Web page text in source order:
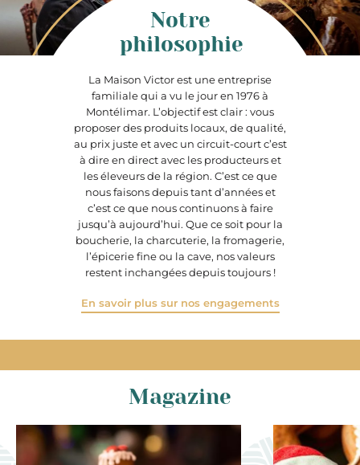
La Maison Victor est une entreprise
familiale qui a vu le jour en 1976 à
Montélimar. L’objectif est clair : vous
proposer des produits locaux, de qualité,
au prix juste et avec un circuit-court c’est
à dire en direct avec les producteurs et
les éleveurs de la région. C’est ce que
nous faisons depuis tant d’années et
c’est ce que nous continuons à faire
jusqu’à aujourd’hui. Que ce soit pour la
boucherie, la charcuterie, la fromagerie,
l’épicerie fine ou la cave, nos valeurs
restent inchangées depuis toujours !
En savoir plus sur nos engagements
Notre
philosophie
Magazine